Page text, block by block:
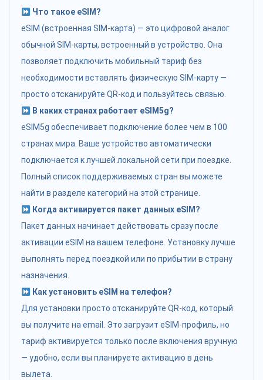
Что такое eSIM?
eSIM (встроенная SIM-карта) — это цифровой аналог
обычной SIM-карты, встроенный в устройство. Она
позволяет подключить мобильный тариф без
необходимости вставлять физическую SIM-карту —
просто отсканируйте QR-код и пользуйтесь связью.
В каких странах работает eSIM5g?
eSIM5g обеспечивает подключение более чем в 100
странах мира. Ваше устройство автоматически
подключается к лучшей локальной сети при поездке.
Полный список поддерживаемых стран вы можете
найти в разделе категорий на этой странице.
Когда активируется пакет данных eSIM?
Пакет данных начинает действовать сразу после
активации eSIM на вашем телефоне. Установку лучше
выполнять перед поездкой или по прибытии в страну
назначения.
Как установить eSIM на телефон?
Для установки просто отсканируйте QR-код, который
вы получите на email. Это загрузит eSIM-профиль, но
тариф активируется только после включения вручную
— удобно, если вы планируете активацию в день
вылета.